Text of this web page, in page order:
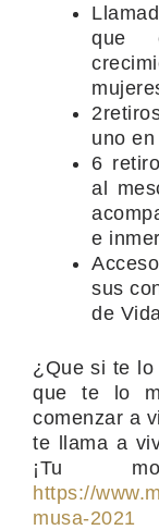
que
uno
6
al
e
sus
de
¿Que si te lo
que te lo
comenzar a
te llama a
¡Tu
https://
musa-2021